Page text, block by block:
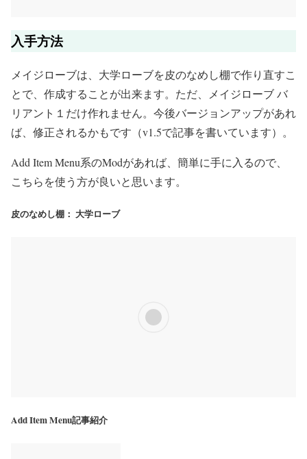
入手方法
メイジローブは、大学ローブを皮のなめし棚で作り直すこ
とで、作成することが出来ます。ただ、メイジローブ バ
リアント１だけ作れません。今後バージョンアップがあれ
ば、修正されるかもです（v1.5で記事を書いています）。
Add Item Menu系のModがあれば、簡単に手に入るので、
こちらを使う方が良いと思います。
皮のなめし棚： 大学ローブ
Add Item Menu記事紹介